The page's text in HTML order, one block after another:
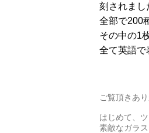
刻されまし
全部で200
その中の1
全て英語で
ご覧頂きあ
はじめて、
素敵なガラ